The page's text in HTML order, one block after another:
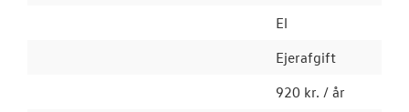
El
Ejerafgift
920 kr. / år